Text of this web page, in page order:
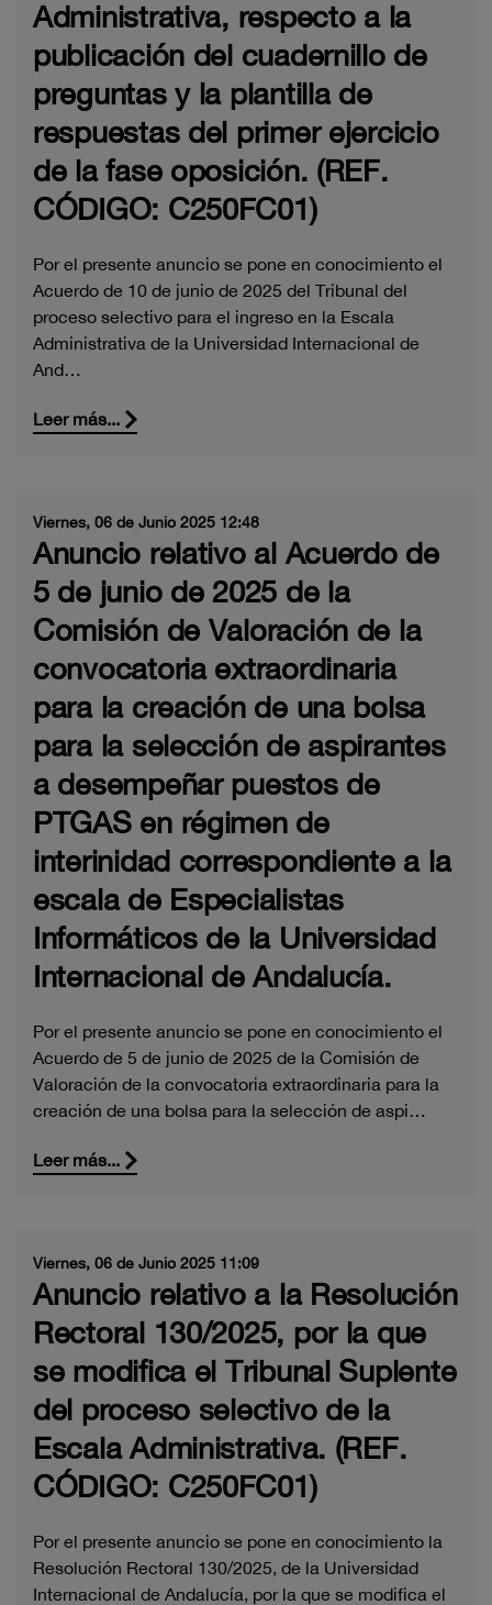
Administrativa, respecto a la
publicación del cuadernillo de
preguntas y la plantilla de
respuestas del primer ejercicio
de la fase oposición. (REF.
CÓDIGO: C250FC01)
Por el presente anuncio se pone en conocimiento el
Acuerdo de 10 de junio de 2025 del Tribunal del
proceso selectivo para el ingreso en la Escala
Administrativa de la Universidad Internacional de
And…
Leer más...
Viernes, 06 de Junio 2025 12:48
Anuncio relativo al Acuerdo de
5 de junio de 2025 de la
Comisión de Valoración de la
convocatoria extraordinaria
para la creación de una bolsa
para la selección de aspirantes
a desempeñar puestos de
PTGAS en régimen de
interinidad correspondiente a la
escala de Especialistas
Informáticos de la Universidad
Internacional de Andalucía.
Por el presente anuncio se pone en conocimiento el
Acuerdo de 5 de junio de 2025 de la Comisión de
Valoración de la convocatoria extraordinaria para la
creación de una bolsa para la selección de aspi…
Leer más...
Viernes, 06 de Junio 2025 11:09
Anuncio relativo a la Resolución
Rectoral 130/2025, por la que
se modifica el Tribunal Suplente
del proceso selectivo de la
Escala Administrativa. (REF.
CÓDIGO: C250FC01)
Por el presente anuncio se pone en conocimiento la
Resolución Rectoral 130/2025, de la Universidad
Internacional de Andalucía, por la que se modifica el